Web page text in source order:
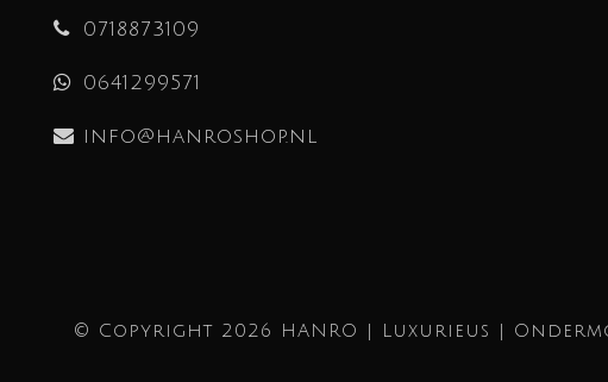
0718873109
0641299571
info@hanroshop.nl
© Copyright 2026 HANRO | Luxurieus |